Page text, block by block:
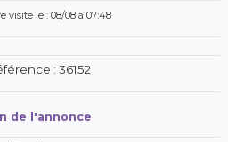
visite le : 08/08 à 07:48
: 36152
de l'annonce